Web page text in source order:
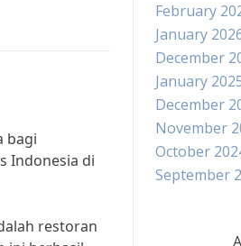
bagi
Indonesia di
restoran
February
January
December
January
December
November
October
September